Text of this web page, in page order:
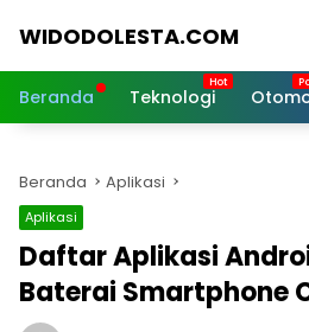
WIDODOLESTA.COM
dan
Terkini
Beranda Teknologi
Beranda Aplikasi
Aplikasi
Daftar Aplikasi
Baterai Smartphone